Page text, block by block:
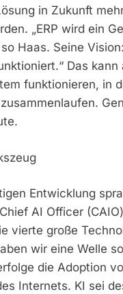
in Zukunft
„ERP wird ein
Haas. Seine Vision:
Das kann
funktionieren, in
Entwicklung
AI Officer
vierte große
wir eine Welle
die Adoption
Internets. KI sei